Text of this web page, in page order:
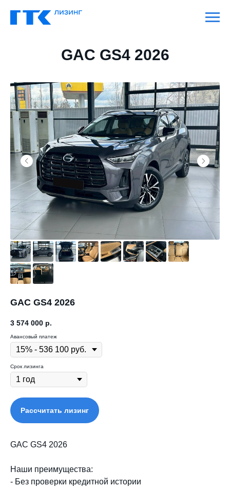
GAC GS4 2026
GAC GS4 2026
3 574 000 р.
Авансовый платеж
Срок лизинга
Рассчитать лизинг
GAC GS4 2026
Наши преимущества:
- Без проверки кредитной истории